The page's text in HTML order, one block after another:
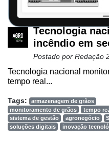
Tecnologia
incêndio em
Postado por Redação
Tecnologia nacional
tempo real...
Tags:
armazenagem de grãos
monitoramento de grãos
tempo
sistema de gestão
agronegócio
soluções digitais
inovação